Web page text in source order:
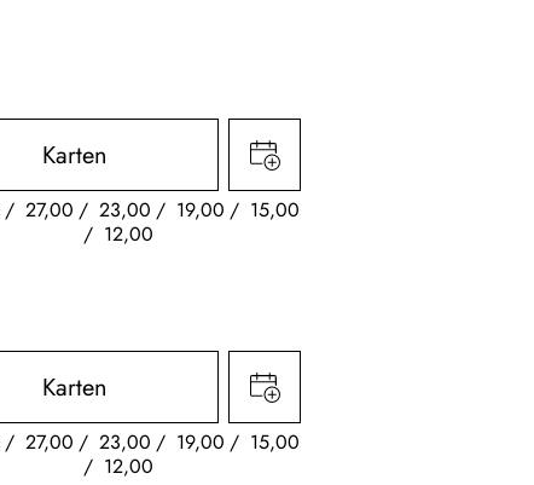
Karten
27,00 23,00 19,00
15,00
12,00
Karten
27,00 23,00 19,00
15,00
12,00